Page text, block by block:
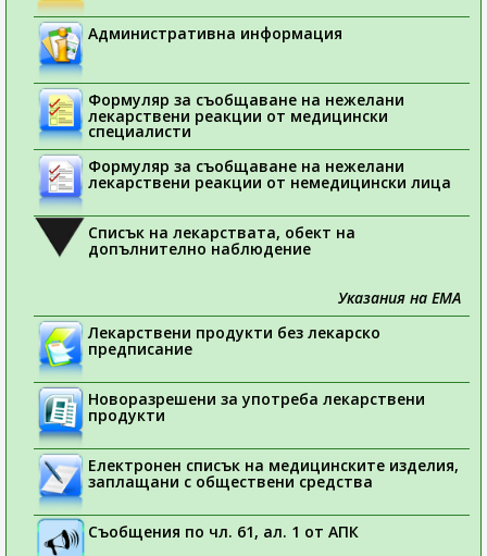
Административна информация
Формуляр за съобщаване на нежелани
лекарствени реакции от медицински
специалисти
Формуляр за съобщаване на нежелани
лекарствени реакции от немедицински лица
Списък на лекарствата, обект на
допълнително наблюдение
Указания на ЕМА
Лекарствени продукти без лекарско
предписание
Новоразрешени за употреба лекарствени
продукти
Електронен списък на медицинските изделия,
заплащани с обществени средства
Съобщения по чл. 61, ал. 1 от АПК